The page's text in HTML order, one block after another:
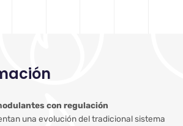
con regulación
una evolución del tradicional sistema